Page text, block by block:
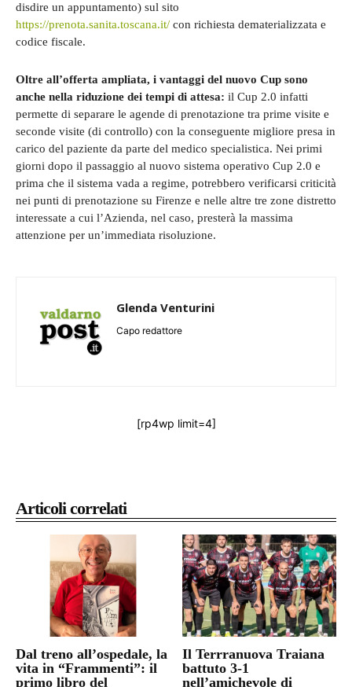
Articoli correlati
Dal treno all’ospedale, la
vita in “Frammenti”: il
primo libro del
Il Terrranuova Traiana
battuto 3-1
nell’amichevole di
disdire un appuntamento) sul sito
https://prenota.sanita.toscana.it/ con richiesta dematerializzata e
codice fiscale.
Oltre all’offerta ampliata, i vantaggi del nuovo Cup sono
anche nella riduzione dei tempi di attesa: il Cup 2.0 infatti
permette di separare le agende di prenotazione tra prime visite e
seconde visite (di controllo) con la conseguente migliore presa in
carico del paziente da parte del medico specialistica. Nei primi
giorni dopo il passaggio al nuovo sistema operativo Cup 2.0 e
prima che il sistema vada a regime, potrebbero verificarsi criticità
nei punti di prenotazione su Firenze e nelle altre tre zone distretto
interessate a cui l’Azienda, nel caso, presterà la massima
attenzione per un’immediata risoluzione.
Glenda Venturini
Capo redattore
[rp4wp limit=4]